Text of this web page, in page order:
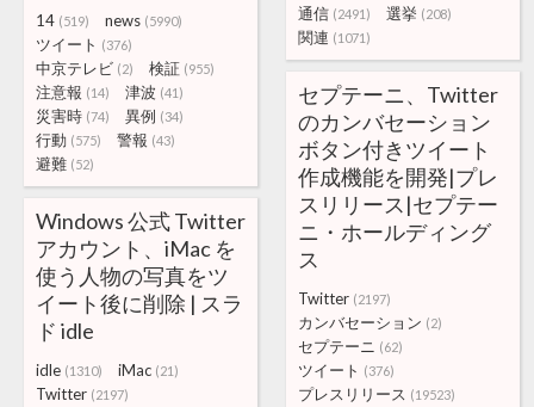
通信 (2491) 選挙 (208)
関連 (1071)
14 (519) news (5990)
ツイート (376)
中京テレビ (2) 検証 (955)
注意報 (14) 津波 (41)
災害時 (74) 異例 (34)
行動 (575) 警報 (43)
避難 (52)
セプテーニ、Twitter
のカンバセーション
ボタン付きツイート
作成機能を開発|プレ
スリリース|セプテー
ニ・ホールディング
ス
Twitter (2197)
カンバセーション (2)
セプテーニ (62)
ツイート (376)
プレスリリース (19523)
Windows 公式 Twitter
アカウント、iMac を
使う人物の写真をツ
イート後に削除 | スラ
ド idle
idle (1310) iMac (21)
Twitter (2197)